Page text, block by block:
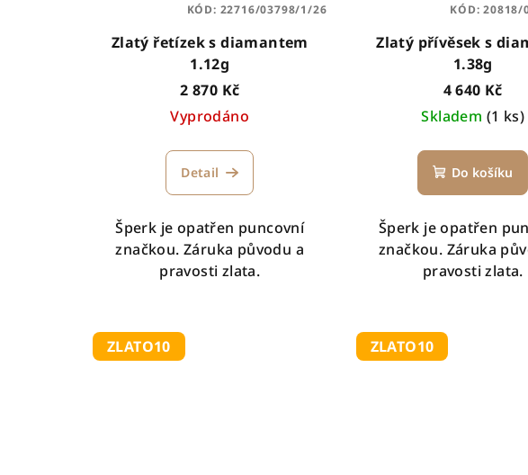
Zlatý řetízek s diamantem
1.12g
2 870 Kč
Vyprodáno
Detail
Šperk je opatřen puncovní
značkou. Záruka původu a
pravosti zlata.
KÓD: 22716/03798/1/26
Zlatý přívěsek s
1.38g
4 640 Kč
Skladem (1 ks)
Do košíku
Šperk je opatřen
značkou. Záruka
pravosti zlata.
KÓD:20818/
ZLATO10 ZLATO10